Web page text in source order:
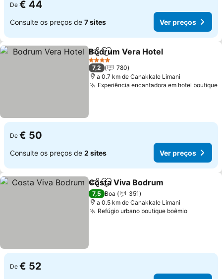
De € 44
Consulte os preços de 7 sites Ver preços
PartilharAdicionar aos favoritos
Bodrum Vera Hotel
4 Estrelas
7,2
780
a 0.7 km de Canakkale Limani
Experiência encantadora em hotel boutique
De € 50
Consulte os preços de 2 sites Ver preços
PartilharAdicionar aos favoritos
Costa Viva Bodrum
7,5 Boa
351
a 0.5 km de Canakkale Limani
Refúgio urbano boutique boêmio
De € 52